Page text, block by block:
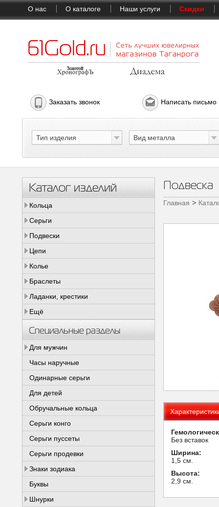
О нас О каталоге Наши услуги Скидки
Заказать звонок Написать письмо
Тип изделия Вид металла
Каталог изделий
Кольца
Серьги
Подвески
Цепи
Колье
Браслеты
Ладанки, крестики
Ещё
Специальные разделы
Для мужчин
Часы наручные
Одинарные серьги
Для детей
Обручальные кольца
Серьги конго
Серьги пуссеты
Серьги продевки
Знаки зодиака
Буквы
Шнурки
Подвеска
Главная
Без вставок
Ширина:
1,5 см.
Высота:
2,9 см.